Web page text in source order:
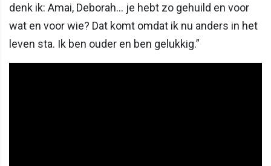
denk ik: Amai, Deborah... je hebt zo gehuild en voor
wat en voor wie? Dat komt omdat ik nu anders in het
leven sta. Ik ben ouder en ben gelukkig.”